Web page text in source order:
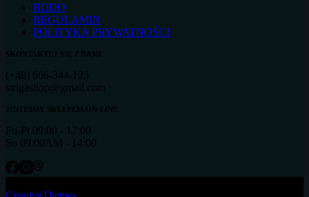
RODO
REGULAMIN
POLITYKA PRYWATNOŚCI